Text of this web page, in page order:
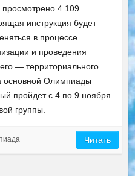
4 109
инструкция будет
в процессе
и проведения
— территориального
основной Олимпиады
пройдет с 4 по 9 ноября
группы.
Читать